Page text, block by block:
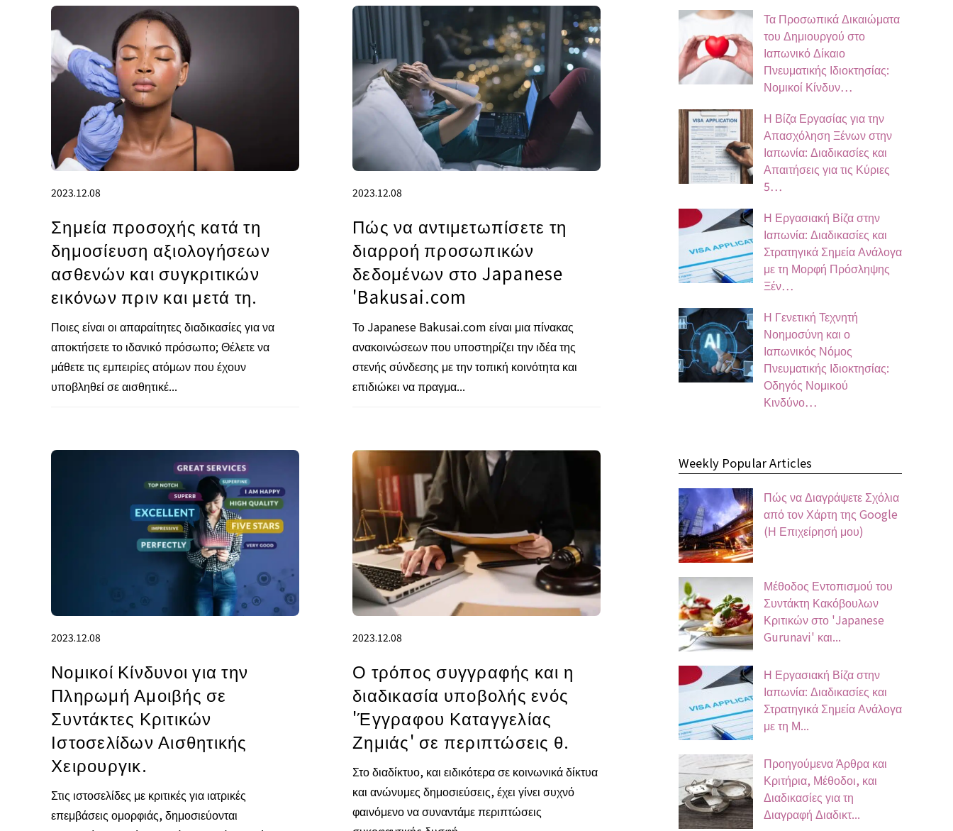
2023.12.08
Σημεία προσοχής κατά τη
δημοσίευση αξιολογήσεων
ασθενών και συγκριτικών
εικόνων πριν και μετά τη.
Ποιες είναι οι απαραίτητες διαδικασίες για να
αποκτήσετε το ιδανικό πρόσωπο; Θέλετε να
μάθετε τις εμπειρίες ατόμων που έχουν
υποβληθεί σε αισθητικέ...
2023.12.08
Πώς να αντιμετωπίσετε τη
διαρροή προσωπικών
δεδομένων στο Japanese
'Bakusai.com
Το Japanese Bakusai.com είναι μια πίνακας
ανακοινώσεων που υποστηρίζει την ιδέα της
στενής σύνδεσης με την τοπική κοινότητα και
επιδιώκει να πραγμα...
2023.12.08
Νομικοί Κίνδυνοι για την
Πληρωμή Αμοιβής σε
Συντάκτες Κριτικών
Ιστοσελίδων Αισθητικής
Χειρουργικ.
Στις ιστοσελίδες με κριτικές για ιατρικές
επεμβάσεις ομορφιάς, δημοσιεύονται
2023.12.08
Ο τρόπος συγγραφής και η
διαδικασία υποβολής ενός
'Έγγραφου Καταγγελίας
Ζημιάς' σε περιπτώσεις θ.
Στο διαδίκτυο, και ειδικότερα σε κοινωνικά δίκτυα
και ανώνυμες δημοσιεύσεις, έχει γίνει συχνό
φαινόμενο να συναντάμε περιπτώσεις
Τα Προσωπικά Δικαιώματα
του Δημιουργού στο
Ιαπωνικό Δίκαιο
Πνευματικής Ιδιοκτησίας:
Νομικοί Κίνδυν…
Η Βίζα Εργασίας για την
Απασχόληση Ξένων στην
Ιαπωνία: Διαδικασίες και
Απαιτήσεις για τις Κύριες
5…
Η Εργασιακή Βίζα στην
Ιαπωνία: Διαδικασίες και
Στρατηγικά Σημεία Ανάλογα
με τη Μορφή Πρόσληψης
Ξέν…
Η Γενετική Τεχνητή
Νοημοσύνη και ο
Ιαπωνικός Νόμος
Πνευματικής Ιδιοκτησίας:
Οδηγός Νομικού
Κινδύνο…
Weekly Popular Articles
Πώς να Διαγράψετε Σχόλια
από τον Χάρτη της Google
(Η Επιχείρησή μου)
Μέθοδος Εντοπισμού του
Συντάκτη Κακόβουλων
Κριτικών στο 'Japanese
Gurunavi' και...
Η Εργασιακή Βίζα στην
Ιαπωνία: Διαδικασίες και
Στρατηγικά Σημεία Ανάλογα
με τη Μ...
Προηγούμενα Άρθρα και
Κριτήρια, Μέθοδοι, και
Διαδικασίες για τη
Διαγραφή Διαδικτ...